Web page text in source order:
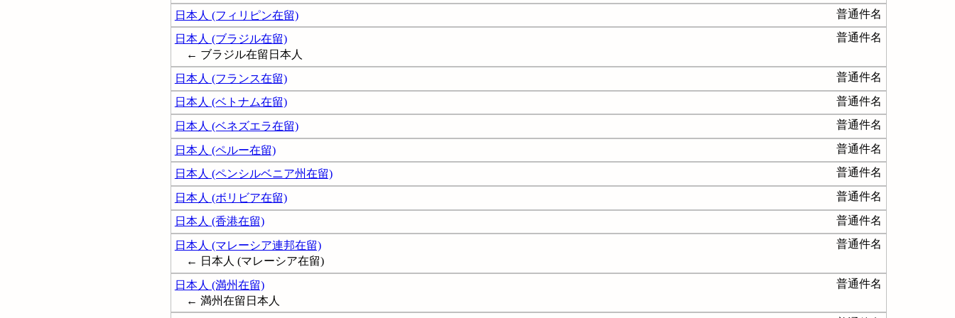
日本人 (フィリピン在留)
普通件名
日本人 (ブラジル在留)
普通件名
← ブラジル在留日本人
日本人 (フランス在留)
普通件名
日本人 (ベトナム在留) 普通件名
日本人 (ベネズエラ在留) 普通件名
日本人 (ペルー在留) 普通件名
日本人 (ペンシルベニア州在留) 普通件名
日本人 (ボリビア在留) 普通件名
日本人 (香港在留) 普通件名
日本人 (マレーシア連邦在留)
普通件名
← 日本人 (マレーシア在留)
日本人 (満州在留)
普通件名
← 満州在留日本人